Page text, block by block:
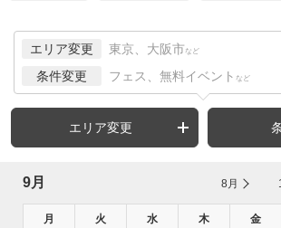
エリア変更 東京、大阪市 など
条件変更 フェス、無料イベント など
エリア変更
9月 8月
月 火 水 木 金